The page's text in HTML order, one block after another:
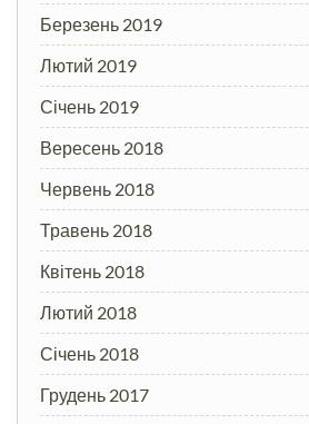
Березень 2019
Лютий 2019
Січень 2019
Вересень 2018
Червень 2018
Травень 2018
Квітень 2018
Лютий 2018
Січень 2018
Грудень 2017